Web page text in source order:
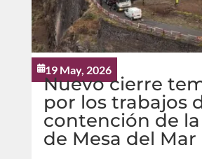
19 May, 2026
Nuevo cierre
por los trabajos
contención de
de Mesa del Mar